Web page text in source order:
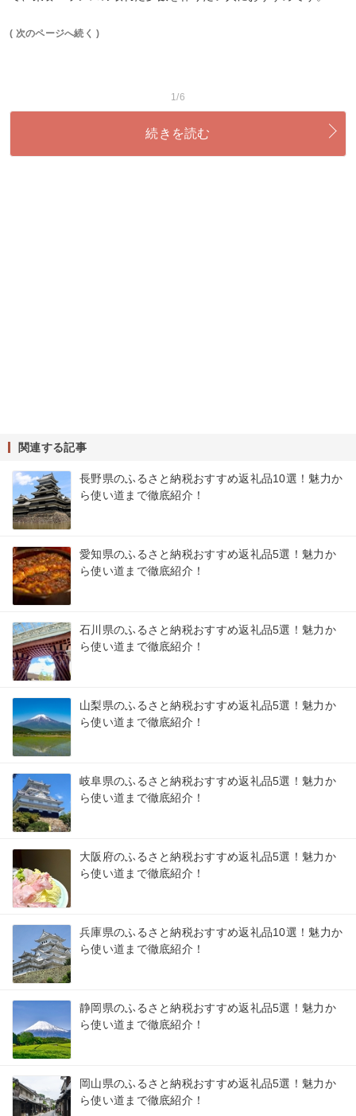
( 次のページへ続く )
1/6
続きを読む
関連する記事
長野県のふるさと納税おすすめ返礼品10選！魅力か
ら使い道まで徹底紹介！
愛知県のふるさと納税おすすめ返礼品5選！魅力か
ら使い道まで徹底紹介！
石川県のふるさと納税おすすめ返礼品5選！魅力か
ら使い道まで徹底紹介！
山梨県のふるさと納税おすすめ返礼品5選！魅力か
ら使い道まで徹底紹介！
岐阜県のふるさと納税おすすめ返礼品5選！魅力か
ら使い道まで徹底紹介！
大阪府のふるさと納税おすすめ返礼品5選！魅力か
ら使い道まで徹底紹介！
兵庫県のふるさと納税おすすめ返礼品10選！魅力か
ら使い道まで徹底紹介！
静岡県のふるさと納税おすすめ返礼品5選！魅力か
ら使い道まで徹底紹介！
岡山県のふるさと納税おすすめ返礼品5選！魅力か
ら使い道まで徹底紹介！